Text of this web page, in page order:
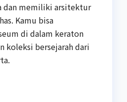
dan memiliki arsitektur
Kamu bisa
di dalam keraton
koleksi bersejarah dari